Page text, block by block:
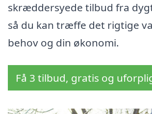
skræddersyede tilbud fra
så du kan træffe det rigtige
behov og din økonomi.
Få 3 tilbud, gratis og